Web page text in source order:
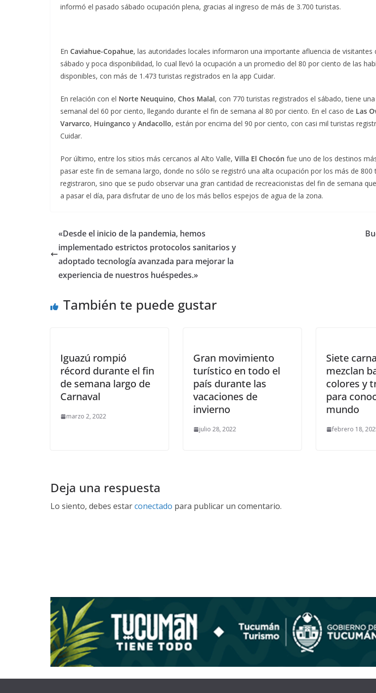
informó el pasado sábado ocupación plena, gracias al ingreso de más de 3.700 turistas.
En Caviahue-Copahue, las autoridades locales informaron una importante afluencia de visitantes
sábado y poca disponibilidad, lo cual llevó la ocupación a un promedio del 80 por ciento de las
disponibles, con más de 1.473 turistas registrados en la app Cuidar.
En relación con el Norte Neuquino, Chos Malal, con 770 turistas registrados el sábado, tiene
semanal del 60 por ciento, llegando durante el fin de semana al 80 por ciento. En el caso de Las
Varvarco, Huinganco y Andacollo, están por encima del 90 por ciento, con casi mil turistas
Cuidar.
Por último, entre los sitios más cercanos al Alto Valle, Villa El Chocón fue uno de los destinos
pasar este fin de semana largo, donde no sólo se registró una alta ocupación por los más de 800
registraron, sino que se pudo observar una gran cantidad de recreacionistas del fin de semana
a pasar el día, para disfrutar de uno de los más bellos espejos de agua de la zona.
«Desde el inicio de la pandemia, hemos
implementado estrictos protocolos sanitarios y
adoptado tecnología avanzada para mejorar la
experiencia de nuestros huéspedes.»
También te puede gustar
Iguazú rompió
récord durante el fin
de semana largo de
Carnaval
marzo 2, 2022
Gran movimiento
turístico en todo el
país durante las
vacaciones de
invierno
julio 28, 2022
Siete
mezclan
colores y
para
mundo
febrero 18,
Deja una respuesta
Lo siento, debes estarconectado para publicar un comentario.